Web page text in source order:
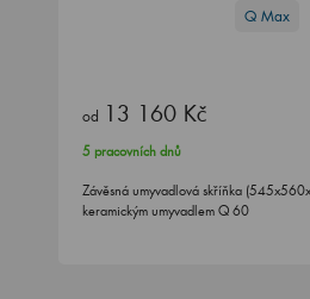
Q Max
od 13 160 Kč
5 pracovních dnů
Závěsná umyvadlová skříňka
keramickým umyvadlem Q 60